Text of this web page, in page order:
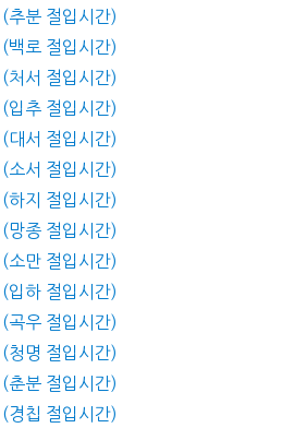
분 절입시간)
로 절입시간)
서 절입시간)
추 절입시간)
서 절입시간)
서 절입시간)
지 절입시간)
종 절입시간)
만 절입시간)
하 절입시간)
우 절입시간)
명 절입시간)
분 절입시간)
칩 절입시간)